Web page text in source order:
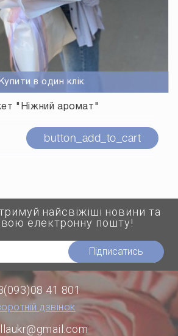
Купити в один клік
"Ніжний аромат"
button_add_to_cart
найсвіжіші новини та
електронну пошту!
Підписатись
41 801
дзвінок